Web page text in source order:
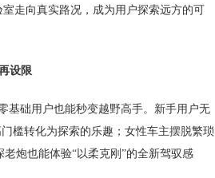
走向真实路况，成为用户探索远方的可
设限
基础用户也能秒变越野高手。新手用户无
槛转化为探索的乐趣；女性车主摆脱繁琐
炮也能体验“以柔克刚”的全新驾驭感